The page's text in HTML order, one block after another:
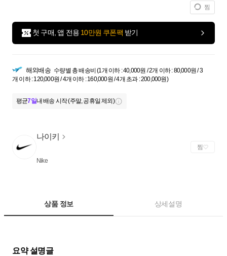
찜
첫 구매, 앱 전용 10만원 쿠폰팩 받기
해외배송 수량별 총 배송비 (1개 이하 : 40,000원 / 2개 이하 : 80,000원 / 3
개 이하 : 120,000원 / 4개 이하 : 160,000원 / 4개 초과 : 200,000원)
평균7일내 배송 시작 (주말, 공휴일 제외)
나이키
Nike
찜
상품 정보 상세설명
요약 설명글